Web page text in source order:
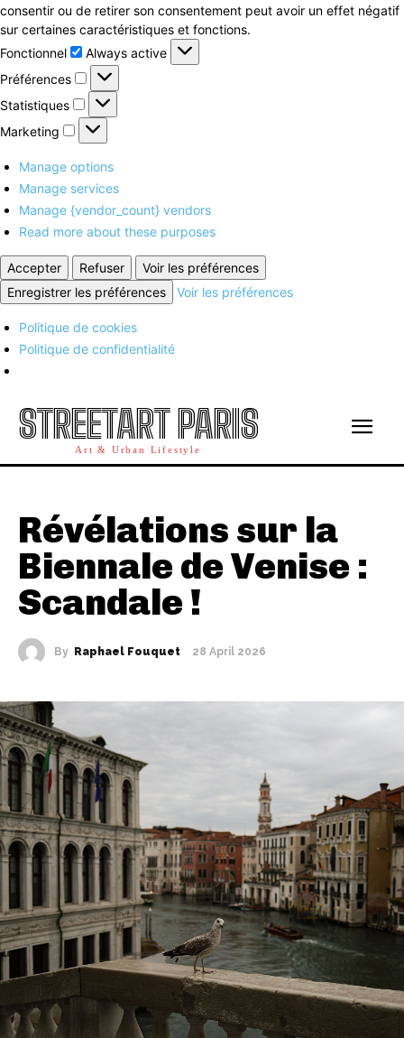
consentir ou de retirer son consentement peut avoir un effet négatif
sur certaines caractéristiques et fonctions.
Fonctionnel
Fonctionnel
Always active
Préférences
Préférences
Statistiques Statistiques
Marketing Marketing
Manage options
Manage services
Manage {vendor_count} vendors
Read more about these purposes
Accepter Refuser
Voir les préférences
Enregistrer les préférences
Voir les préférences
Politique de cookies
Politique de confidentialité
STREETART PARIS
Art & Urban Lifestyle
Révélations sur la
Biennale de Venise :
Scandale !
By Raphael Fouquet 28 April 2026